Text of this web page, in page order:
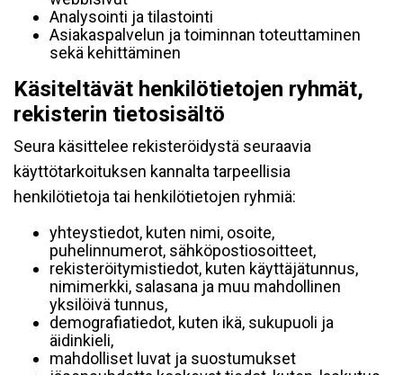
Analysointi ja tilastointi
Asiakaspalvelun ja toiminnan toteuttaminen
sekä kehittäminen
Käsiteltävät henkilötietojen ryhmät,
rekisterin tietosisältö
Seura käsittelee rekisteröidystä seuraavia
käyttötarkoituksen kannalta tarpeellisia
henkilötietoja tai henkilötietojen ryhmiä:
yhteystiedot, kuten nimi, osoite,
puhelinnumerot, sähköpostiosoitteet,
rekisteröitymistiedot, kuten käyttäjätunnus,
nimimerkki, salasana ja muu mahdollinen
yksilöivä tunnus,
demografiatiedot, kuten ikä, sukupuoli ja
äidinkieli,
mahdolliset luvat ja suostumukset